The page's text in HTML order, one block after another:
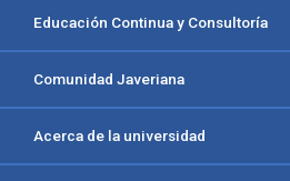
Educación Continua y Consultoría
Comunidad Javeriana
Acerca de la universidad